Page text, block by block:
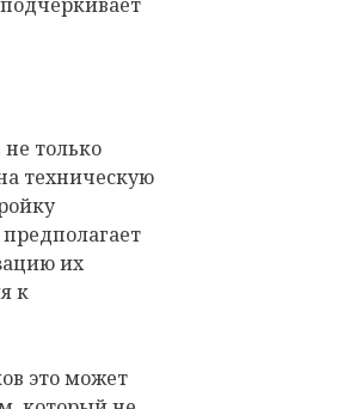
только
техническую
их
к
это может